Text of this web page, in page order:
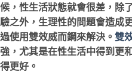
候，性生活狀態就會很差，除
驗之外，生理性的問題會造成
過使用雙效威而鋼來解決。 雙
強，尤其是在性生活中得到更
得更好。